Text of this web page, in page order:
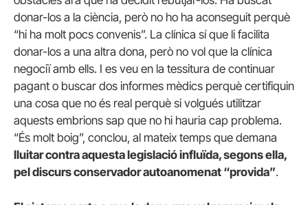
donar-los a la ciència, però no ho ha aconseguit perquè
“hi ha molt pocs convenis”. La clínica sí que li facilita
donar-los a una altra dona, però no vol que la clínica
negociï amb ells. I es veu en la tessitura de continuar
pagant o buscar dos informes mèdics perquè certifiquin
una cosa que no és real perquè si volgués utilitzar
aquests embrions sap que no hi hauria cap problema.
“És molt boig”, conclou, al mateix temps que demana
lluitar contra aquesta legislació influïda, segons ella,
pel discurs conservador autoanomenat “provida”.